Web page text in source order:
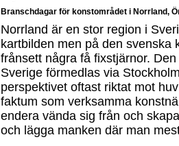
Branschdagar för konstområdet i Norrland,
Norrland är en stor region i
kartbilden men på den svenska
frånsett några få fixstjärnor.
Sverige förmedlas via
perspektivet oftast riktat mot
faktum som verksamma
endera vända sig från och
och lägga manken där man